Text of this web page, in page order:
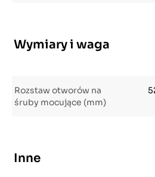
Wymiary i waga
Rozstaw otworów na
śruby mocujące (mm)
Inne